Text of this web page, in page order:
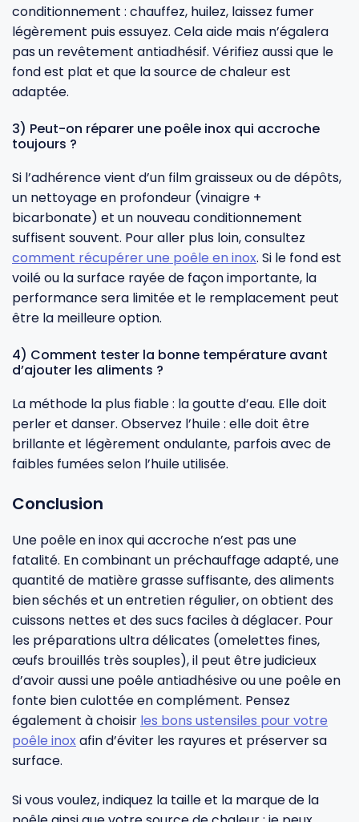
conditionnement : chauffez, huilez, laissez fumer
légèrement puis essuyez. Cela aide mais n’égalera
pas un revêtement antiadhésif. Vérifiez aussi que le
fond est plat et que la source de chaleur est
adaptée.
3) Peut-on réparer une poêle inox qui accroche
toujours ?
Si l’adhérence vient d’un film graisseux ou de dépôts,
un nettoyage en profondeur (vinaigre +
bicarbonate) et un nouveau conditionnement
suffisent souvent. Pour aller plus loin, consultez
comment récupérer une poêle en inox. Si le fond est
voilé ou la surface rayée de façon importante, la
performance sera limitée et le remplacement peut
être la meilleure option.
4) Comment tester la bonne température avant
d’ajouter les aliments ?
La méthode la plus fiable : la goutte d’eau. Elle doit
perler et danser. Observez l’huile : elle doit être
brillante et légèrement ondulante, parfois avec de
faibles fumées selon l’huile utilisée.
Conclusion
Une poêle en inox qui accroche n’est pas une
fatalité. En combinant un préchauffage adapté, une
quantité de matière grasse suffisante, des aliments
bien séchés et un entretien régulier, on obtient des
cuissons nettes et des sucs faciles à déglacer. Pour
les préparations ultra délicates (omelettes fines,
œufs brouillés très souples), il peut être judicieux
d’avoir aussi une poêle antiadhésive ou une poêle en
fonte bien culottée en complément. Pensez
également à choisir les bons ustensiles pour votre
poêle inoxafin d’éviter les rayures et préserver sa
surface.
Si vous voulez, indiquez la taille et la marque de la